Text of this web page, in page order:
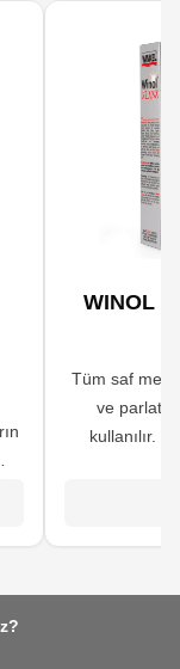
WINOL
Tüm saf
ve
kullanılır.
yanı sıra